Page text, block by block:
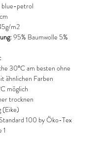
blue-petrol
m2
95% Baumwolle 5%
30°C am besten ohne
ähnlichen Farben
möglich
trocknen
(Eike)
100 by Öko-Tex
1